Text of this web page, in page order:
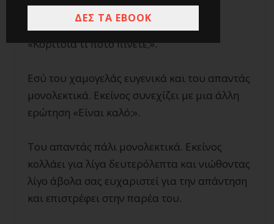
ερωτήσεις για να σας πιάσει κουβέντα.
«Κορίτσια τι ποτό πίνετε;».
Εσύ του χαμογελάς ευγενικά και του απαντάς
μονολεκτικά. Εκείνος συνεχίζει με μια άλλη
ερώτηση «Είναι καλό;».
Του απαντάς πάλι μονολεκτικά. Εκείνος
κολλάει για λίγα δευτερόλεπτα και νιώθοντας
λίγο άβολα σας ευχαριστεί για την απάντηση
και επιστρέφει στην παρέα του.
ΔΕΣ ΤΑ EBOOK